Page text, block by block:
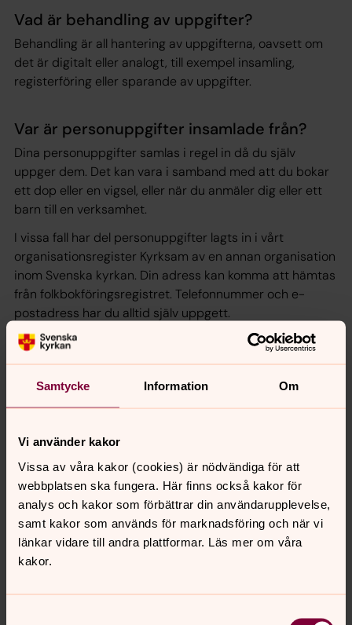
Samtycke Information Om
Vi använder kakor
Vissa av våra kakor (cookies) är nödvändiga för att
webbplatsen ska fungera. Här finns också kakor för
analys och kakor som förbättrar din användarupplevelse,
samt kakor som används för marknadsföring och när vi
länkar vidare till andra plattformar. Läs mer om våra
kakor.
Vad är behandling av uppgifter?
Behandling är all hantering av uppgifterna, oavsett om
det är digitalt eller analogt, till exempel insamling,
registerföring eller sparande av uppgifter.
Var är personuppgifter insamlade från?
Dina personuppgifter samlas i regel in då du själv
uppger dem. Det kan vara i samband med att du bokar
ett dop eller en vigsel, eller när du anmäler dig eller ett
barn till en verksamhet.
I vissa fall har del personuppgifter lagts in i vårt
organisationsregister Kyrksam av en annan organisation
inom Svenska kyrkan. Din adress kan komma att hämtas
från folkbokföringsregistret. Telefonnummer och e-
postadress har du alltid själv uppgett.
Varför är det nödvändigt att behandla mina
personuppgifter?
Vi behandlar dina personuppgifter för att kunna sköta
inkluderar exempelvis medlemskap, genomförande av
verksamhet, kontaktinformation, behörighet till IT-
system, kommunikation, arvodesutbetalning. Vi kan
också vara skyldiga att hantera dina personuppgifter för
att uppfylla lagkrav på rapportering, skatteinbetalning
m.m.
Vi kommer endast att hantera dina personuppgifter så